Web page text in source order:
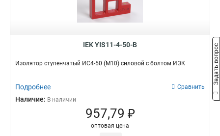
IEK YIS11-4-50-B
Изолятор ступенчатый ИС4-50 (М10) силовой с болтом ИЭК
Подробнее Сравнить
Наличие: В наличии
957,79 ₽
оптовая цена
Задать вопрос